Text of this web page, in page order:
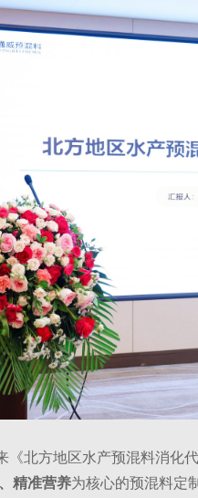
《北方地区水产预混料消化
精准营养为核心的预混料定